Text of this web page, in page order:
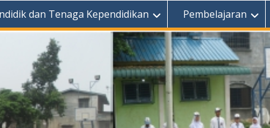
dan Tenaga Kependidikan Pembelajaran